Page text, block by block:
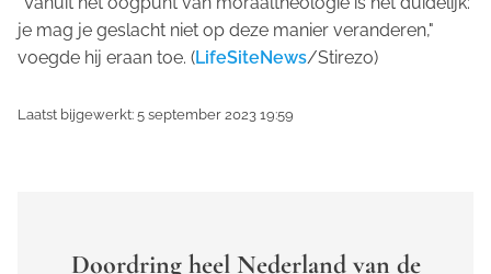
je mag je geslacht niet op deze manier veranderen,"
voegde hij eraan toe. (LifeSiteNews/Stirezo)
Laatst bijgewerkt: 5 september 2023 19:59
Doordring heel Nederland van de